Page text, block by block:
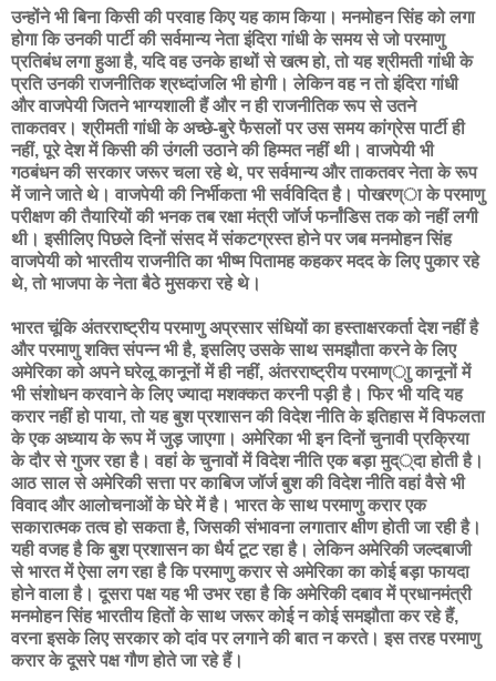
उन्होंने भी बिना किसी की परवाह किए यह काम किया। मनमोहन सिंह को लगा
होगा कि उनकी पार्टी की सर्वमान्य नेता इंदिरा गांधी के समय से जो परमाणु
प्रतिबंध लगा हुआ है, यदि वह उनके हाथों से खत्म हो, तो यह श्रीमती गांधी के
प्रति उनकी राजनीतिक श्रध्दांजलि भी होगी। लेकिन वह न तो इंदिरा गांधी
और वाजपेयी जितने भाग्यशाली हैं और न ही राजनीतिक रूप से उतने
ताकतवर। श्रीमती गांधी के अच्छे-बुरे फैसलों पर उस समय कांग्रेस पार्टी ही
नहीं, पूरे देश में किसी की उंगली उठाने की हिम्मत नहीं थी। वाजपेयी भी
गठबंधन की सरकार जरूर चला रहे थे, पर सर्वमान्य और ताकतवर नेता के रूप
में जाने जाते थे। वाजपेयी की निर्भीकता भी सर्वविदित है। पोखरण्ा के परमाणु
परीक्षण की तैयारियों की भनक तब रक्षा मंत्री जॉर्ज फर्नांडिस तक को नहीं लगी
थी। इसीलिए पिछले दिनों संसद में संकटग्रस्त होने पर जब मनमोहन सिंह
वाजपेयी को भारतीय राजनीति का भीष्म पितामह कहकर मदद के लिए पुकार रहे
थे, तो भाजपा के नेता बैठे मुसकरा रहे थे।
भारत चूंकि अंतरराष्ट्रीय परमाणु अप्रसार संधियों का हस्ताक्षरकर्ता देश नहीं है
और परमाणु शक्ति संपन्न भी है, इसलिए उसके साथ समझौता करने के लिए
अमेरिका को अपने घरेलू कानूनों में ही नहीं, अंतरराष्ट्रीय परमाण्ाु कानूनों में
भी संशोधन करवाने के लिए ज्यादा मशक्कत करनी पड़ी है। फिर भी यदि यह
करार नहीं हो पाया, तो यह बुश प्रशासन की विदेश नीति के इतिहास में विफलता
के एक अध्याय के रूप में जुड़ जाएगा। अमेरिका भी इन दिनों चुनावी प्रक्रिया
के दौर से गुजर रहा है। वहां के चुनावों में विदेश नीति एक बड़ा मुद््दा होती है।
आठ साल से अमेरिकी सत्ता पर काबिज जॉर्ज बुश की विदेश नीति वहां वैसे भी
विवाद और आलोचनाओं के घेरे में है। भारत के साथ परमाणु करार एक
सकारात्मक तत्व हो सकता है, जिसकी संभावना लगातार क्षीण होती जा रही है।
यही वजह है कि बुश प्रशासन का धैर्य टूट रहा है। लेकिन अमेरिकी जल्दबाजी
से भारत में ऐसा लग रहा है कि परमाणु करार से अमेरिका का कोई बड़ा फायदा
होने वाला है। दूसरा पक्ष यह भी उभर रहा है कि अमेरिकी दबाव में प्रधानमंत्री
मनमोहन सिंह भारतीय हितों के साथ जरूर कोई न कोई समझौता कर रहे हैं,
वरना इसके लिए सरकार को दांव पर लगाने की बात न करते। इस तरह परमाणु
करार के दूसरे पक्ष गौण होते जा रहे हैं।